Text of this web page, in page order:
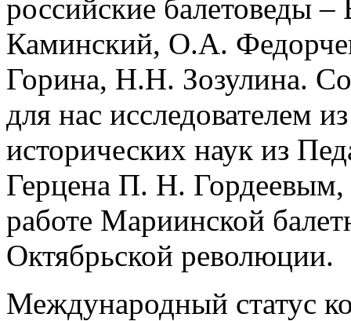
российские балетоведы
Каминский, О.А.
Горина, Н.Н. Зозулина.
для нас исследователем
исторических наук из
Герцена П. Н.
работе Мариинской
Октябрьской революции.
Международный статус